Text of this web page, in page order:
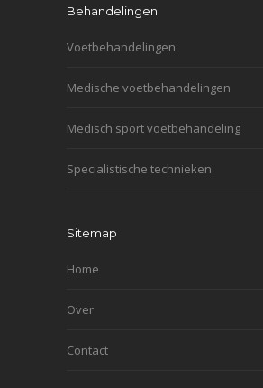
Behandelingen
Voetbehandelingen
Medische voetbehandelingen
Medisch sport voetbehandeling
Specialistische technieken
Sitemap
Home
Over
Contact